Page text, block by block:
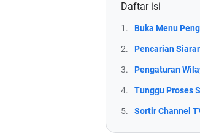
Daftar isi
1. Buka Menu
2. Pencarian
3. Pengaturan
4. Tunggu Proses
5. Sortir Channel